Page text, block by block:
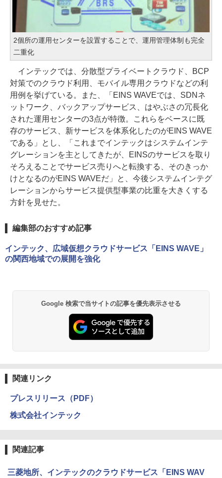
2個所の運用センターを設置することで、運用管理体制も完全
二重化
インテックでは、分散型プライベートクラウド、BCP
対策でのクラウド利用、モバイル専用クラウドなどの利
用例を挙げている。また、「EINS WAVEでは、SDNネ
ットワーク、バックアップサービス、はやぶさの冗長化
された運用センターの3点が特徴。これらをベースに既
存のサービス、新サービスを体系化したのがEINS WAVE
である」とし、「これまでインテックはシステムインテ
グレーションを主としてきたが、EINSのサービスを取り
そろえることでサービス売りへと転換する、そのきっか
けとなるのがEINS WAVEだ」と、今後システムインテグ
レーションからサービス提供型事業の比重を大きくする
方針を見せた。
編集部のおすすめ記事
インテック、広域仮想クラウドサービス「EINS WAVE」
の関西地域での展開を強化
Google 検索で当サイトの記事を優先表示させる
関連リンク
プレスリリース（PDF）
株式会社インテック
関連記事
三菱地所、インテックのクラウドサービス「EINS WAV